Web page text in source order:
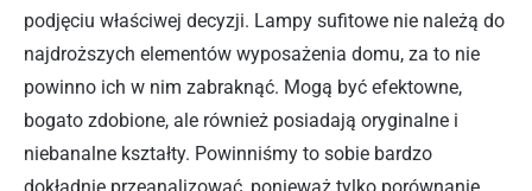
podjęciu właściwej decyzji. Lampy sufitowe nie należą do
najdroższych elementów wyposażenia domu, za to nie
powinno ich w nim zabraknąć. Mogą być efektowne,
bogato zdobione, ale również posiadają oryginalne i
niebanalne kształty. Powinniśmy to sobie bardzo